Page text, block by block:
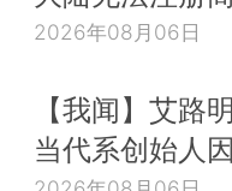
2026年08月06日
【我闻】艾路
当代系创始人